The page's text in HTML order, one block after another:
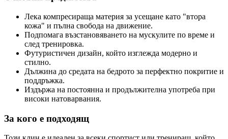
Лека компресираща материя за усещане като "втора
кожа" и пълна свобода на движение.
Подпомага възстановяването на мускулите по време и
след тренировка.
Футуристичен дизайн, който изглежда модерно и
стилно.
Дължина до средата на бедрото за перфектно покритие и
поддръжка.
Издържа на постоянна и продължителна употреба при
високи натоварвания.
За кого е подходящ